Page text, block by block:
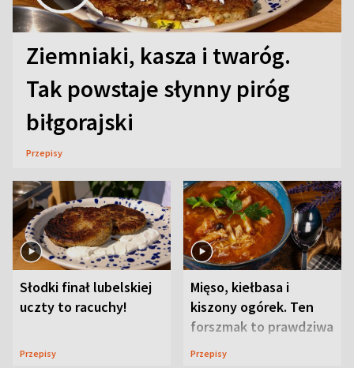
Ziemniaki, kasza i twaróg.
Tak powstaje słynny piróg
biłgorajski
Przepisy
Słodki finał lubelskiej
uczty to racuchy!
Przepisy
Mięso, kiełbasa i
kiszony ogórek. Ten
forszmak to prawdziwa
uczta
Przepisy